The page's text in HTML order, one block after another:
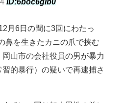
月6日の間に3回にわたっ
鼻を生きたカニの爪で挟む
山市の会社役員の男が暴力
的暴行）の疑いで再逮捕さ